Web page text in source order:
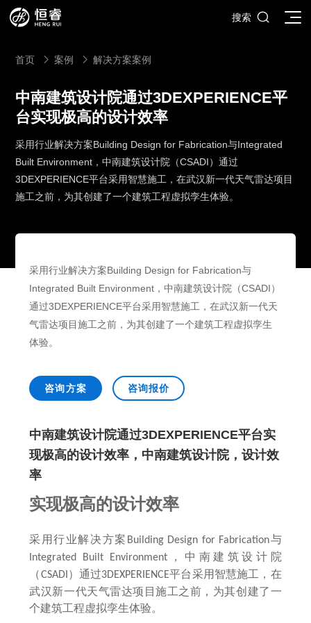
SOLIDWORKS研发设计
SOLIDWORKS 3D CAD
SOLIDWORKS 2D CAD
 查看全部
多学科仿真
了解SIMULIA多学科仿真应用
Xflow流体仿真
 查看全部
3DEXPERIENCE云平台
3DEXPERIENCE Marketplace
BIOVIA生命科学和材料科学
SOLIDWORKS PDM产品数据管理
DriveWorks参数化工具
SOLIDWORKS Inspection质量检验
​SOLIDWORKS Manage项目管理
DELMIA端到端ERP系统
 查看全部
增值服务
增值服务-参数化
增值服务-标准化
可视化&数字孪生技术
Curtain e-locker(易锁)防止资料外泄系统
 查看全部
船舶与海洋工程解决方案
航天航空行业解决方案
能源行业数字化解决方案
机械设备行业数字化解决方案
电气柜及电气行业数字化解决方案
面向公司与个人
研究人员
学生/初学者
资源下载
技术文章
系统要求
热门视频
精选视频
往期视频
西南培训中心
走进西南培训中心
认证目录
在线培训
CSWP证书
SolidWorks采购指南：正版软件的成本构成与价值解析
SolidWorks代理商级别全解析：成都恒睿在西南区域凭
什么值得信赖？
SOLIDWORKS购买如何选择代理商？一文看懂避坑指南
SOLIDWORKS都有什么版本？哪个版本好用？
SOLIDWORKS仿真这块有必要学习吗？
销售类
技术类
关于恒睿
公司简介
培训认证
新闻资讯
活动资讯
产品报价
获取SOLIDWORKS报价
产品/服务
软件定制化开发
校企合作
购买学生版
商务合作
搜索 
首页  案例  解决方案案例
中南建筑设计院通过3DEXPERIENCE平
台实现极高的设计效率
采用行业解决方案Building Design for Fabrication与Integrated
Built Environment，中南建筑设计院（CSADI）通过
3DEXPERIENCE平台采用智慧施工，在武汉新一代天气雷达项目
施工之前，为其创建了一个建筑工程虚拟孪生体验。
采用行业解决方案Building Design for Fabrication与
Integrated Built Environment，中南建筑设计院（CSADI）
通过3DEXPERIENCE平台采用智慧施工，在武汉新一代天
气雷达项目施工之前，为其创建了一个建筑工程虚拟孪生
体验。
咨询方案 咨询报价
中南建筑设计院通过3DEXPERIENCE平台实
现极高的设计效率，中南建筑设计院，设计效
率
实现极高的设计效率
采用行业解决方案 Building Design for Fabrication与
Integrated Built Environment，中南建筑设计院
（CSADI ）通过3DEXPERIENCE平台采用智慧施工，在
武汉新一代天气雷达项目施工之前，为其创建了一
个建筑工程虚拟孪生体验。